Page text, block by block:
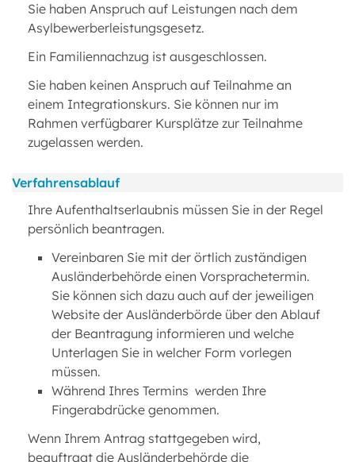
Sie haben Anspruch auf Leistungen nach dem
Asylbewerberleistungsgesetz.
Ein Familiennachzug ist ausgeschlossen.
Sie haben keinen Anspruch auf Teilnahme an
einem Integrationskurs. Sie können nur im
Rahmen verfügbarer Kursplätze zur Teilnahme
zugelassen werden.
Verfahrensablauf
Ihre Aufenthaltserlaubnis müssen Sie in der Regel
persönlich beantragen.
Vereinbaren Sie mit der örtlich zuständigen
Ausländerbehörde einen Vorsprachetermin.
Sie können sich dazu auch auf der jeweiligen
Website der Ausländerbörde über den Ablauf
der Beantragung informieren und welche
Unterlagen Sie in welcher Form vorlegen
müssen.
Während Ihres Termins werden Ihre
Fingerabdrücke genommen.
Wenn Ihrem Antrag stattgegeben wird,
beauftragt die Ausländerbehörde die